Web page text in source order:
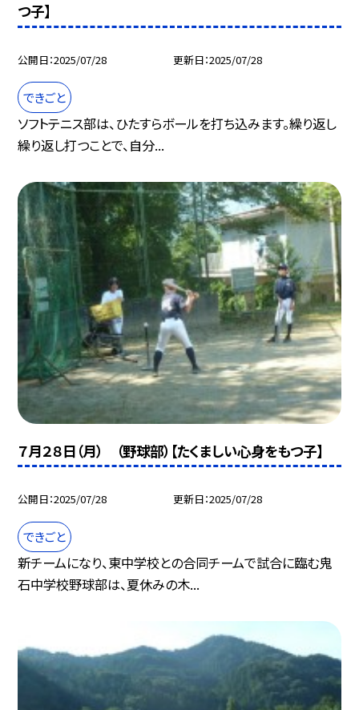
つ子】
公開日 2025/07/28 更新日 2025/07/28
できごと
ソフトテニス部は、ひたすらボールを打ち込みます。繰り返し
繰り返し打つことで、自分...
７月２８日（月） （野球部）【たくましい心身をもつ子】
公開日 2025/07/28 更新日 2025/07/28
できごと
新チームになり、東中学校との合同チームで試合に臨む鬼
石中学校野球部は、夏休みの木...